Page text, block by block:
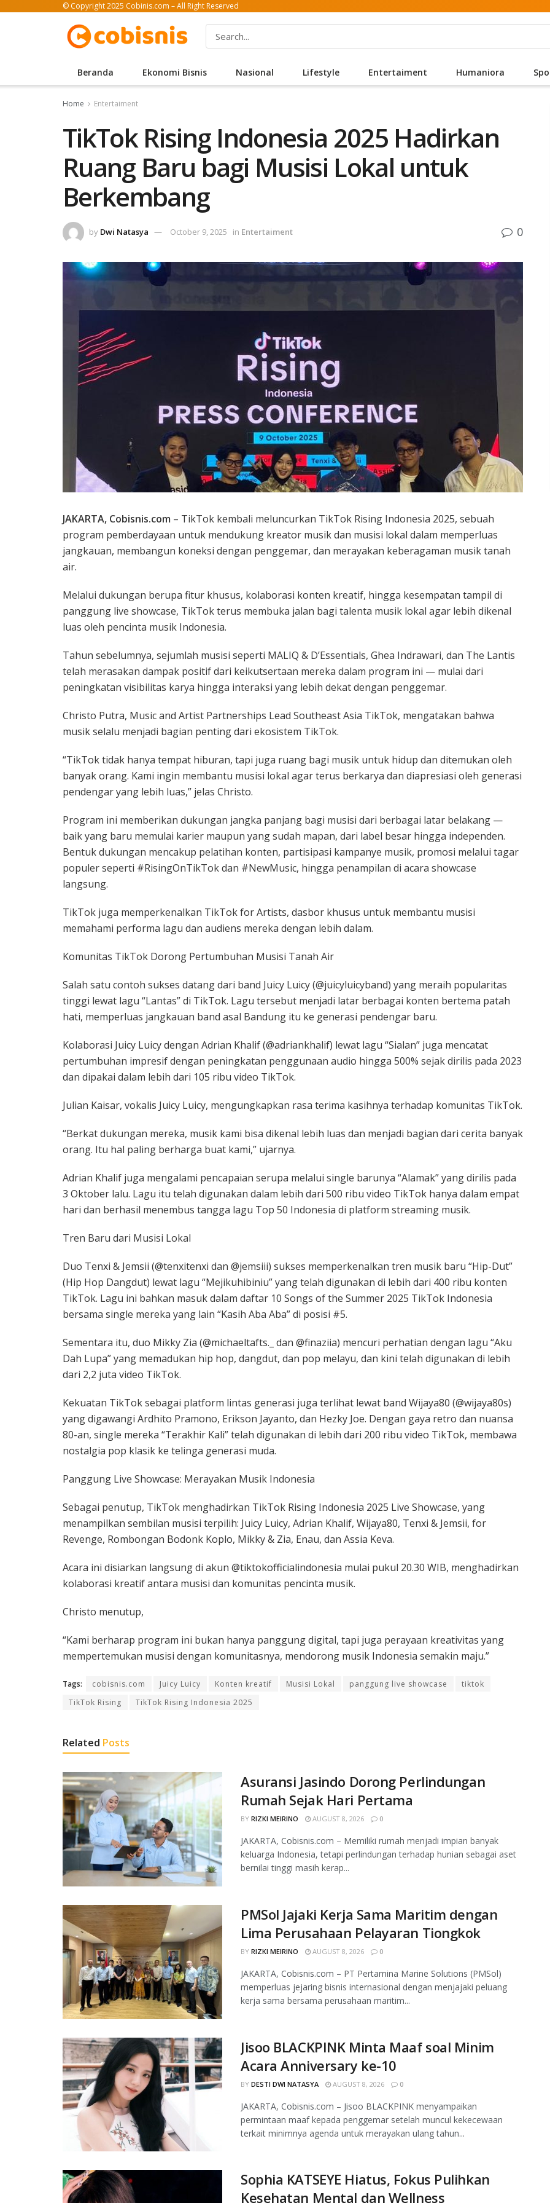
© Copyright 2025 Cobinis.com – All Right Reserved
Beranda Ekonomi Bisnis Nasional Lifestyle Entertaiment Humaniora
Home Entertaiment
TikTok Rising Indonesia 2025 Hadirkan
Ruang Baru bagi Musisi Lokal untuk
Berkembang
by Dwi Natasya October 9, 2025 in Entertaiment 0
JAKARTA, Cobisnis.com – TikTok kembali meluncurkan TikTok Rising Indonesia 2025, sebuah
program pemberdayaan untuk mendukung kreator musik dan musisi lokal dalam memperluas
jangkauan, membangun koneksi dengan penggemar, dan merayakan keberagaman musik tanah
air.
Melalui dukungan berupa fitur khusus, kolaborasi konten kreatif, hingga kesempatan tampil di
panggung live showcase, TikTok terus membuka jalan bagi talenta musik lokal agar lebih dikenal
luas oleh pencinta musik Indonesia.
Tahun sebelumnya, sejumlah musisi seperti MALIQ & D’Essentials, Ghea Indrawari, dan The Lantis
telah merasakan dampak positif dari keikutsertaan mereka dalam program ini — mulai dari
peningkatan visibilitas karya hingga interaksi yang lebih dekat dengan penggemar.
Christo Putra, Music and Artist Partnerships Lead Southeast Asia TikTok, mengatakan bahwa
musik selalu menjadi bagian penting dari ekosistem TikTok.
“TikTok tidak hanya tempat hiburan, tapi juga ruang bagi musik untuk hidup dan ditemukan oleh
banyak orang. Kami ingin membantu musisi lokal agar terus berkarya dan diapresiasi oleh generasi
pendengar yang lebih luas,” jelas Christo.
Program ini memberikan dukungan jangka panjang bagi musisi dari berbagai latar belakang —
baik yang baru memulai karier maupun yang sudah mapan, dari label besar hingga independen.
Bentuk dukungan mencakup pelatihan konten, partisipasi kampanye musik, promosi melalui tagar
populer seperti #RisingOnTikTok dan #NewMusic, hingga penampilan di acara showcase
langsung.
TikTok juga memperkenalkan TikTok for Artists, dasbor khusus untuk membantu musisi
memahami performa lagu dan audiens mereka dengan lebih dalam.
Komunitas TikTok Dorong Pertumbuhan Musisi Tanah Air
Salah satu contoh sukses datang dari band Juicy Luicy (@juicyluicyband) yang meraih popularitas
tinggi lewat lagu “Lantas” di TikTok. Lagu tersebut menjadi latar berbagai konten bertema patah
hati, memperluas jangkauan band asal Bandung itu ke generasi pendengar baru.
Kolaborasi Juicy Luicy dengan Adrian Khalif (@adriankhalif) lewat lagu “Sialan” juga mencatat
pertumbuhan impresif dengan peningkatan penggunaan audio hingga 500% sejak dirilis pada 2023
dan dipakai dalam lebih dari 105 ribu video TikTok.
Julian Kaisar, vokalis Juicy Luicy, mengungkapkan rasa terima kasihnya terhadap komunitas TikTok.
“Berkat dukungan mereka, musik kami bisa dikenal lebih luas dan menjadi bagian dari cerita banyak
orang. Itu hal paling berharga buat kami,” ujarnya.
Adrian Khalif juga mengalami pencapaian serupa melalui single barunya “Alamak” yang dirilis pada
3 Oktober lalu. Lagu itu telah digunakan dalam lebih dari 500 ribu video TikTok hanya dalam empat
hari dan berhasil menembus tangga lagu Top 50 Indonesia di platform streaming musik.
Tren Baru dari Musisi Lokal
Duo Tenxi & Jemsii (@tenxitenxi dan @jemsiii) sukses memperkenalkan tren musik baru “Hip-Dut”
(Hip Hop Dangdut) lewat lagu “Mejikuhibiniu” yang telah digunakan di lebih dari 400 ribu konten
TikTok. Lagu ini bahkan masuk dalam daftar 10 Songs of the Summer 2025 TikTok Indonesia
bersama single mereka yang lain “Kasih Aba Aba” di posisi #5.
Sementara itu, duo Mikky Zia (@michaeltafts._ dan @finaziia) mencuri perhatian dengan lagu “Aku
Dah Lupa” yang memadukan hip hop, dangdut, dan pop melayu, dan kini telah digunakan di lebih
dari 2,2 juta video TikTok.
Kekuatan TikTok sebagai platform lintas generasi juga terlihat lewat band Wijaya80 (@wijaya80s)
yang digawangi Ardhito Pramono, Erikson Jayanto, dan Hezky Joe. Dengan gaya retro dan nuansa
80-an, single mereka “Terakhir Kali” telah digunakan di lebih dari 200 ribu video TikTok, membawa
nostalgia pop klasik ke telinga generasi muda.
Panggung Live Showcase: Merayakan Musik Indonesia
Sebagai penutup, TikTok menghadirkan TikTok Rising Indonesia 2025 Live Showcase, yang
menampilkan sembilan musisi terpilih: Juicy Luicy, Adrian Khalif, Wijaya80, Tenxi & Jemsii, for
Revenge, Rombongan Bodonk Koplo, Mikky & Zia, Enau, dan Assia Keva.
Acara ini disiarkan langsung di akun @tiktokofficialindonesia mulai pukul 20.30 WIB, menghadirkan
kolaborasi kreatif antara musisi dan komunitas pencinta musik.
Christo menutup,
“Kami berharap program ini bukan hanya panggung digital, tapi juga perayaan kreativitas yang
mempertemukan musisi dengan komunitasnya, mendorong musik Indonesia semakin maju.”
Tags: cobisnis.com Juicy Luicy Konten kreatif Musisi Lokal panggung live showcase
tiktok
TikTok Rising
TikTok Rising Indonesia 2025
Related Posts
Asuransi Jasindo Dorong Perlindungan
Rumah Sejak Hari Pertama
BY RIZKI MEIRINO AUGUST 8, 2026 0
JAKARTA, Cobisnis.com – Memiliki rumah menjadi impian banyak
keluarga Indonesia, tetapi perlindungan terhadap hunian sebagai aset
bernilai tinggi masih kerap...
PMSol Jajaki Kerja Sama Maritim dengan
Lima Perusahaan Pelayaran Tiongkok
BY RIZKI MEIRINO AUGUST 8, 2026 0
JAKARTA, Cobisnis.com – PT Pertamina Marine Solutions (PMSol)
memperluas jejaring bisnis internasional dengan menjajaki peluang
kerja sama bersama perusahaan maritim...
Jisoo BLACKPINK Minta Maaf soal Minim
Acara Anniversary ke-10
BY DESTI DWI NATASYA AUGUST 8, 2026 0
JAKARTA, Cobisnis.com – Jisoo BLACKPINK menyampaikan
permintaan maaf kepada penggemar setelah muncul kekecewaan
terkait minimnya agenda untuk merayakan ulang tahun...
Sophia KATSEYE Hiatus, Fokus Pulihkan
Kesehatan Mental dan Wellness